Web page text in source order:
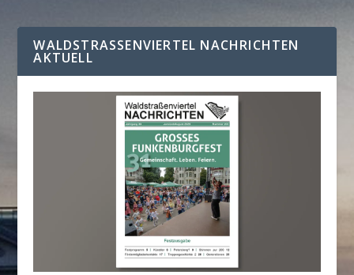
WALDSTRASSENVIERTEL NACHRICHTEN A
KTUELL